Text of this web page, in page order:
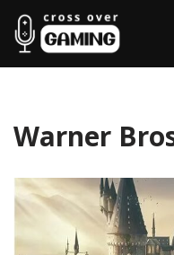
Hopp
til
Warner